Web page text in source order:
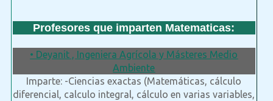
Profesores que imparten Matematicas:
• Deyanit , Ingeniera Agrícola y Másteres Medio
Ambiente
Imparte: -Ciencias exactas (Matemáticas, cálculo
diferencial, calculo integral, cálculo en varias variables,